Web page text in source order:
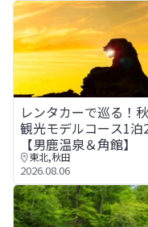
レンタカーで巡る！
レンタカーで巡る！
観光モデルコース1泊
【男鹿温泉＆角館】
東北,秋田
2026.08.06